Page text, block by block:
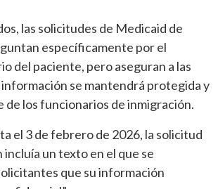
las solicitudes de Medicaid de
específicamente por el
del paciente, pero aseguran a las
información se mantendrá protegida y
de los funcionarios de inmigración.
el 3 de febrero de 2026, la solicitud
incluía un texto en el que se
que su información